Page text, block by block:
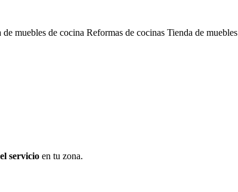
de muebles de cocina Reformas de cocinas Tienda de
servicio en tu zona.